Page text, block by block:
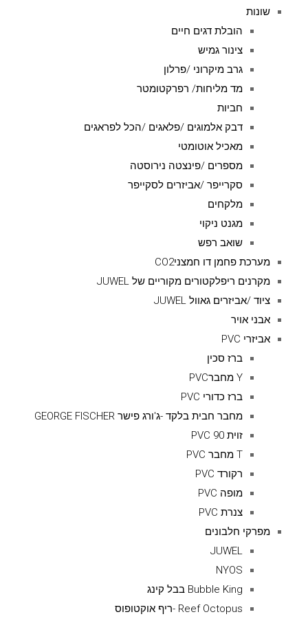
שונות
הובלת דגים חיים
צינור גמיש
גרב מיקרוני /פרלון
מד מליחות/ רפרקטומטר
חביות
דבק אלמוגים /פלאגים /הכל לפראגים
מאכיל אוטומטי
מספרים /פינצטה נירוסטה
סקרייפר /אביזרים לסקייפר
מלקחים
מגנט ניקוי
שואב רפש
מערכת פחמן דו חמצניCO2
מקרנים ריפלקטורים מקוריים של JUWEL
ציוד /אביזרים גאוול JUWEL
אבני אויר
אביזרי PVC
ברז סכין
Y מחברPVC
ברז כדורי PVC
מחבר חבית בלקד -ג'ורג פישר GEORGE FISCHER
זוית 90 PVC
T מחבר PVC
רקורד PVC
מופה PVC
צנרת PVC
מפרקי חלבונים
JUWEL
NYOS
Bubble King בבל קינג
Reef Octopus -ריף אוקטופוס